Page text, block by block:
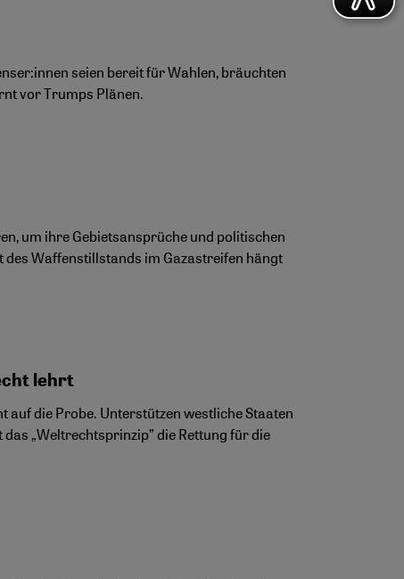
seien bereit für Wahlen, bräuchten
vor Trumps Plänen.
um ihre Gebietsansprüche und politischen
des Waffenstillstands im Gazastreifen hängt
lehrt
auf die Probe. Unterstützen westliche Staaten
„Weltrechtsprinzip” die Rettung für die